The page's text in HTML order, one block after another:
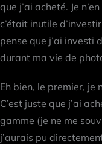
que j’ai acheté. Je
c’était inutile
pense que j’ai investi
durant ma vie de
Eh bien, le premier, je
C’est juste que j’ai
gamme (je ne me
j’aurais pu